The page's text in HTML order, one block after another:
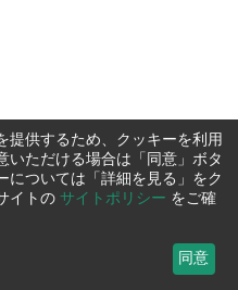
提供するため、クッキーを利用
いただける場合は「同意」ボタ
については「詳細を見る」をク
イトの サイトポリシー をご確
同意